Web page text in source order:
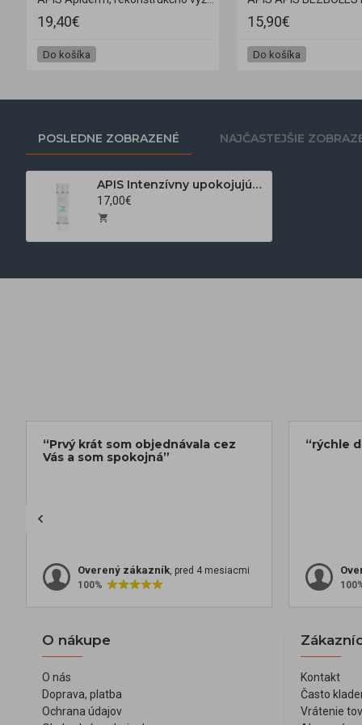
19,40€
Do košíka
15,90€
Do košíka
POSLEDNE ZOBRAZENÉ NAJČASTEJŠIE
APIS Intenzívny upokojujúci gél po ošetrení Dermasoft 200ml.
17,00€
“Prvý krát som objednávala cez
Vás a som spokojná”
Overený zákazník, pred 4 mesiacmi
100%
“rýchle
O nákupe
O nás
Doprava, platba
Ochrana údajov
Kontakt
Často
Vrátenie